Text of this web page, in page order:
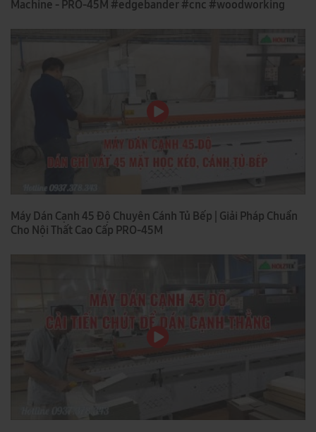
Machine - PRO-45M #edgebander #cnc #woodworking
Máy Dán Cạnh 45 Độ Chuyên Cánh Tủ Bếp | Giải Pháp Chuẩn
Cho Nội Thất Cao Cấp PRO-45M